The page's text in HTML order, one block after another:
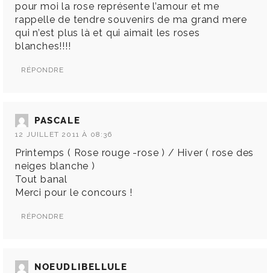
pour moi la rose représente l’amour et me
rappelle de tendre souvenirs de ma grand mere
qui n’est plus là et qui aimait les roses
blanches!!!!
RÉPONDRE
PASCALE
12 JUILLET 2011 À 08:36
Printemps ( Rose rouge -rose ) / Hiver ( rose des
neiges blanche )
Tout banal
Merci pour le concours !
RÉPONDRE
NOEUDLIBELLULE